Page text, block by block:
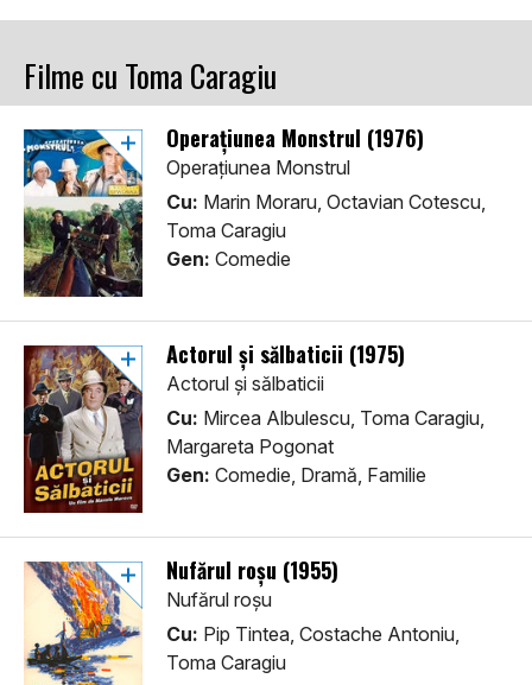
Filme cu Toma Caragiu
Operațiunea Monstrul (1976)
Operațiunea Monstrul
Cu: Marin Moraru, Octavian Cotescu,
Toma Caragiu
Gen: Comedie
Actorul și sălbaticii (1975)
Actorul și sălbaticii
Cu: Mircea Albulescu, Toma Caragiu,
Margareta Pogonat
Gen: Comedie, Dramă, Familie
Nufărul roșu (1955)
Nufărul roșu
Cu: Pip Tintea, Costache Antoniu,
Toma Caragiu